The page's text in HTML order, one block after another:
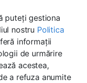
puteți gestiona
nostru Politica
informații
de urmărire
acestea,
a refuza anumite